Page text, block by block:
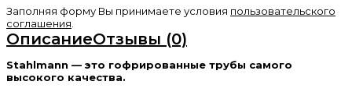
Заполняя форму Вы принимаете условия пользовательского
соглашения
ОписаниеОтзывы (0)
Stahlmann — это гофрированные трубы самого
высокого качества.